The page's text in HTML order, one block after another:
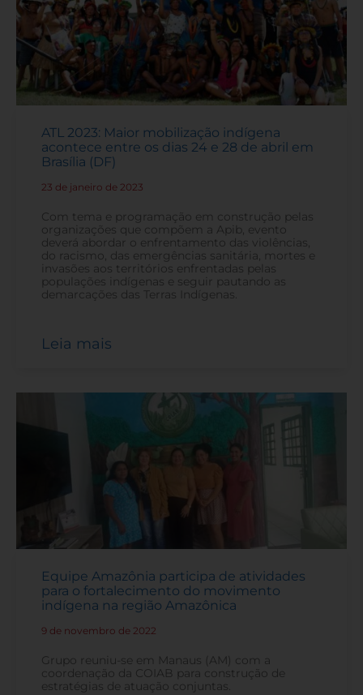
ATL 2023: Maior mobilização indígena
acontece entre os dias 24 e 28 de abril em
Brasília (DF)
23 de janeiro de 2023
Com tema e programação em construção pelas
organizações que compõem a Apib, evento
deverá abordar o enfrentamento das violências,
do racismo, das emergências sanitária, mortes e
invasões aos territórios enfrentadas pelas
populações indígenas e seguir pautando as
demarcações das Terras Indígenas.
Leia mais
Equipe Amazônia participa de atividades
para o fortalecimento do movimento
indígena na região Amazônica
9 de novembro de 2022
Grupo reuniu-se em Manaus (AM) com a
coordenação da COIAB para construção de
estratégias de atuação conjuntas.